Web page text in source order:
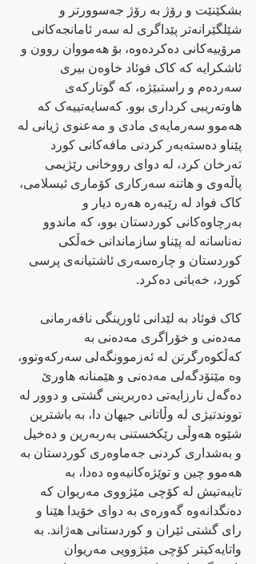
بشکێنێت و رۆژ بە رۆژ جەسوورتر و
شێلگێرانەتر پێداگری لە سەر ئامانجەکانی
مرۆییەکانی دەکردەوە، بۆ هەمووان روون و
ئاشکرایە کە کاک فوئاد خاوەن بیری
سەردەم و راستبێژە، کە گوتارکەی
هاوتەریبی کرداری بوو. کەسایەتییەک کە
هەموو سەرمایەی مادی و مەعنوی ژیانی لە
پێناو دەستەبەر کردنی مافەکانی کورد
تەرخان کرد، لە دوای رووخانی رێژیمی
پاڵەوی و هاتنە سەرکاری کۆماری ئیسلامی،
کاک فواد لە رێبەرە هەرە دیار و
بەرچاوەکانی کوردستان بوو، کە ماندوو
نەناسانە لە پێناو سازماندانی خەڵکی
کوردستان و چارەسەری ئاشتیانەی پرسی
کورد، خەباتی دەکرد.
کاک فوئاد بە لێدانی ئاورینگی نافەرمانی
مەدەنی و خۆراگری مەدەنی بە
کەڵکوەرگرتن لە ئەزموونگەلی سەرکەوتوو،
وە مێتۆدگەلی مەدەنی و هێمنانە هاورێ
دەگەل نارزایەتی دەربرینی گشتی و دوور لە
تووندتیژی لە وڵاتانی جیهان دا، بە باشترین
شێوە هەوڵی رێکخستنی بەربەرین و دەخیل
و بەشداری کردنی جەماوەری کوردستان بە
هەموو چین و توێژەکانیەوە دەدا، بە
تایبەتیش لە کۆچی مێژووی مەریوان کە
دەنگدانەوە گەورەی بە دوای خۆیدا هێنا و
رای گشتی ئێران و کوردستانی هەژاند. بە
واتایەکیتر کۆچی مێژوویی مەریوان